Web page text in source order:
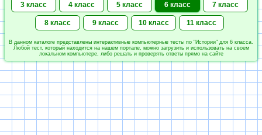
3 класс 4 класс 5 класс 6 класс 7 класс
8 класс 9 класс 10 класс 11 класс
В данном каталоге представлены интерактивные компьютерные тесты по "Истории" для 6 класса.
Любой тест, который находится на нашем портале, можно загрузить и использовать на своем
локальном компьютере, либо решать и проверять ответы прямо на сайте